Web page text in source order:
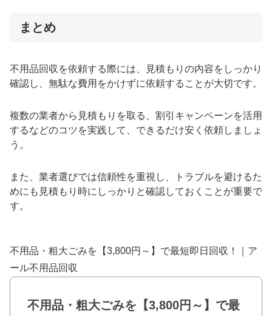
まとめ
不用品回収を依頼する際には、見積もりの内容をしっかり
確認し、無駄な費用をかけずに依頼することが大切です。
複数の業者から見積もりを取る、割引キャンペーンを活用
するなどのコツを実践して、できるだけ安く依頼しましょ
う。
また、業者選びでは信頼性を重視し、トラブルを避けるた
めにも見積もり時にしっかりと確認しておくことが重要で
す。
不用品・粗大ごみを【3,800円～】で最短即日回収！｜ア
ール不用品回収
不用品・粗大ごみを【3,800円～】で最